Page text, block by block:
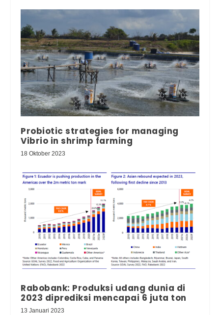
Probiotic strategies for managing
Vibrio in shrimp farming
18 Oktober 2023
Rabobank: Produksi udang dunia di
2023 diprediksi mencapai 6 juta ton
13 Januari 2023